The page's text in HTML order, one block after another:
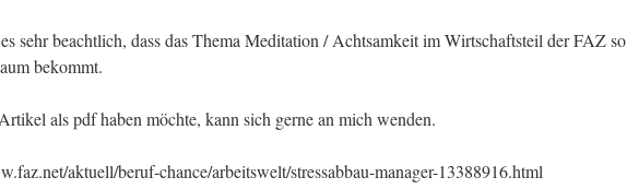
sehr beachtlich, dass das Thema Meditation / Achtsamkeit im Wirtschaftsteil der FAZ so
bekommt.
als pdf haben möchte, kann sich gerne an mich wenden.
aktuell/beruf-chance/arbeitswelt/stressabbau-manager-13388916.html